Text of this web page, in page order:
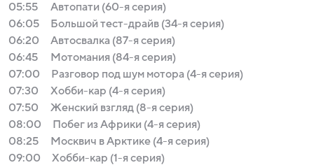
05:55
Автопати (60-я серия)
06:05
Большой тест-драйв (34-я серия)
06:20
Автосвалка (87-я серия)
06:45
Мотомания (84-я серия)
07:00
Разговор под шум мотора (4-я серия)
07:30
Хобби-кар (4-я серия)
07:50
Женский взгляд (8-я серия)
08:00
Побег из Африки (4-я серия)
08:25
Москвич в Арктике (4-я серия)
09:00
Хобби-кар (1-я серия)